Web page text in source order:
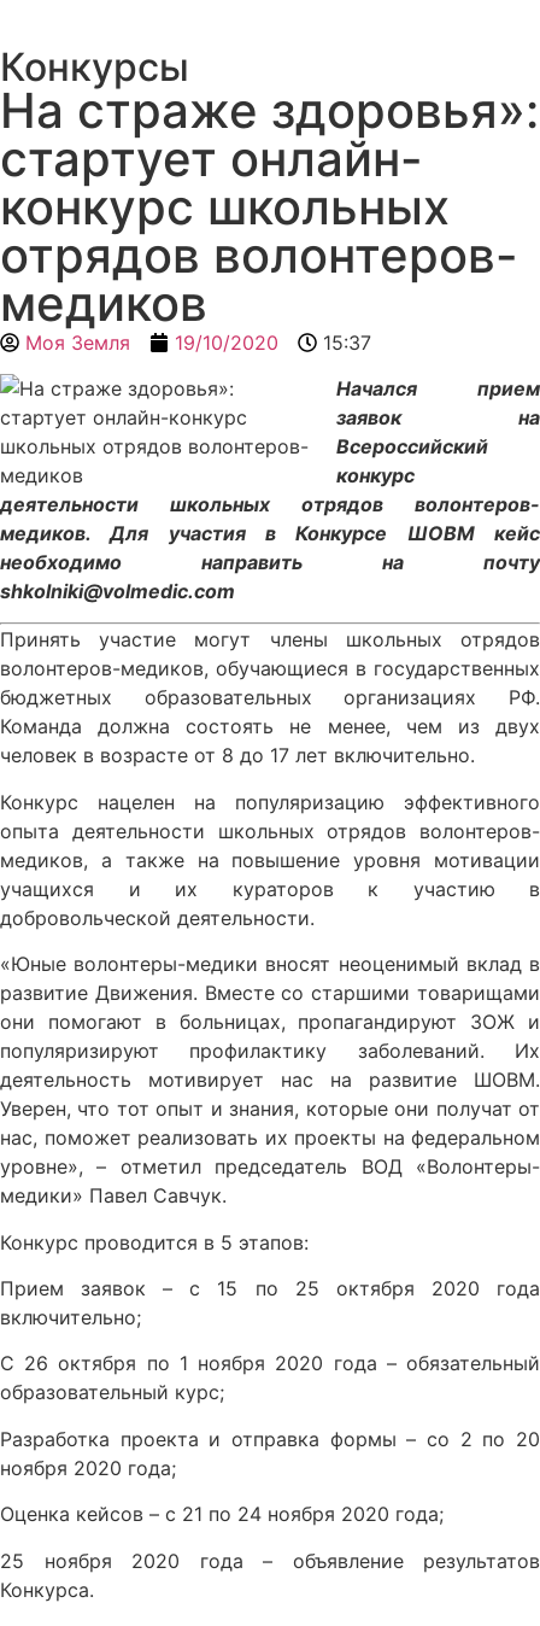
Конкурсы
На страже здоровья»:
стартует онлайн-
конкурс школьных
отрядов волонтеров-
медиков
Моя Земля 19/10/2020
15:37
Начался прием
заявок на
Всероссийский
конкурс
деятельности школьных отрядов волонтеров-
медиков. Для участия в Конкурсе ШОВМ кейс
необходимо направить на почту
shkolniki@volmedic.com
Принять участие могут члены школьных отрядов
волонтеров-медиков, обучающиеся в государственных
бюджетных образовательных организациях РФ.
Команда должна состоять не менее, чем из двух
человек в возрасте от 8 до 17 лет включительно.
Конкурс нацелен на популяризацию эффективного
опыта деятельности школьных отрядов волонтеров-
медиков, а также на повышение уровня мотивации
учащихся и их кураторов к участию в
добровольческой деятельности.
«Юные волонтеры-медики вносят неоценимый вклад в
развитие Движения. Вместе со старшими товарищами
они помогают в больницах, пропагандируют ЗОЖ и
популяризируют профилактику заболеваний. Их
деятельность мотивирует нас на развитие ШОВМ.
Уверен, что тот опыт и знания, которые они получат от
нас, поможет реализовать их проекты на федеральном
уровне», – отметил председатель ВОД «Волонтеры-
медики» Павел Савчук.
Конкурс проводится в 5 этапов:
Прием заявок – с 15 по 25 октября 2020 года
включительно;
С 26 октября по 1 ноября 2020 года – обязательный
образовательный курс;
Разработка проекта и отправка формы – со 2 по 20
ноября 2020 года;
Оценка кейсов – с 21 по 24 ноября 2020 года;
25 ноября 2020 года – объявление результатов
Конкурса.